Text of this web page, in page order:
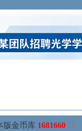
版金币库 1681660 我